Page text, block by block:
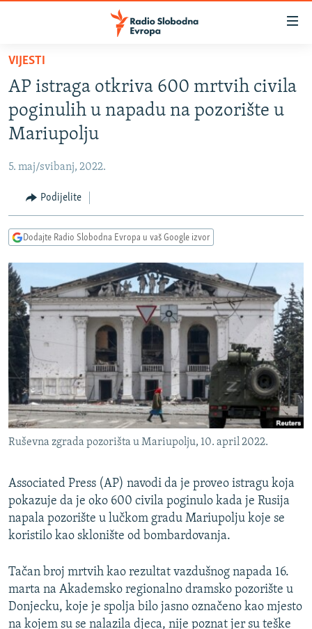
Pređite
glavni
sadržaj
Pređite
na
glavnu
navigaciju
Pređite
na
pretragu
BOSNA I HERCEGOVINA
SRBIJA
CRNA GORA
VIZUELNO
RAT U UKRAJINI
KINA NA BALKANU
RSE PRIČE IZ SVIJETA
ISPRIČAJ MI
DNEVNO@RSE
SPECIJALI RSE
VIŠE OD NASLOVA
GENOCID U SREBRENICI
POPLAVE I KLIZIŠTA U BIH 2024.
TV LIBERTY
POST SCRIPTUM
MOJA EVROPA
SVE KARTE DEJTONA
NASTANAK I RASPAD JUGOSLAVIJE
PRATITE NAS
Sve RFE/RL stranice
VIJESTI
AP istraga otkriva 600 mrtvih civila
poginulih u napadu na pozorište u
Mariupolju
5. maj/svibanj, 2022.
Podijelite
Dodajte Radio Slobodna Evropa u vaš Google izvor
Ruševna zgrada pozorišta u Mariupolju, 10. april 2022.
Associated Press (AP) navodi da je proveo istragu koja
pokazuje da je oko 600 civila poginulo kada je Rusija
napala pozorište u lučkom gradu Mariupolju koje se
koristilo kao sklonište od bombardovanja.
Tačan broj mrtvih kao rezultat vazdušnog napada 16.
marta na Akademsko regionalno dramsko pozorište u
Donjecku, koje je spolja bilo jasno označeno kao mjesto
na kojem su se nalazila djeca, nije poznat jer su teške